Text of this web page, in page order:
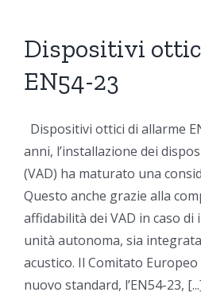
Dispositivi
EN54-23
Dispositivi ottici di allarme
anni, l’installazione dei
(VAD) ha maturato una
Questo anche grazie alla
affidabilità dei VAD in caso di
unità autonoma, sia
acustico. Il Comitato
nuovo standard, l’EN54-23,